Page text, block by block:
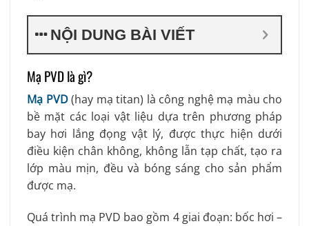
NỘI DUNG BÀI VIẾT
Mạ PVD là gì?
Mạ PVD(hay mạ titan) là công nghệ mạ màu cho
bề mặt các loại vật liệu dựa trên phương pháp
bay hơi lắng đọng vật lý, được thực hiện dưới
điều kiện chân không, không lẫn tạp chất, tạo ra
lớp màu mịn, đều và bóng sáng cho sản phẩm
được mạ.
Quá trình mạ PVD bao gồm 4 giai đoạn: bốc hơi –